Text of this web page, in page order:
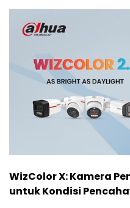
WizColor X: Kamera
untuk Kondisi